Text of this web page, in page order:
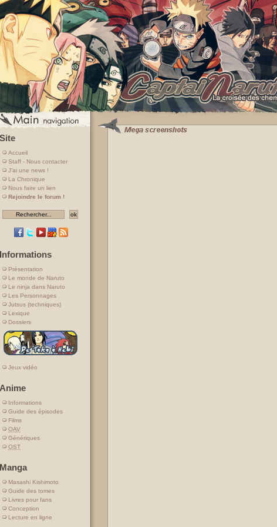
Site
Accueil
Staff - Nous contacter
J'ai une news !
La Chronique
Nous faire un lien
Rejoindre le forum !
Informations
Présentation
Le monde de Naruto
Le ninja dans Naruto
Les Personnages
Jutsus (techniques)
Lexique
Dossiers
Jeux vidéo
Anime
Informations
Guide des épisodes
Films
OAV
Génériques
OST
Manga
Masashi Kishimoto
Guide des tomes
Livres pour fans
Conception
Lecture en ligne